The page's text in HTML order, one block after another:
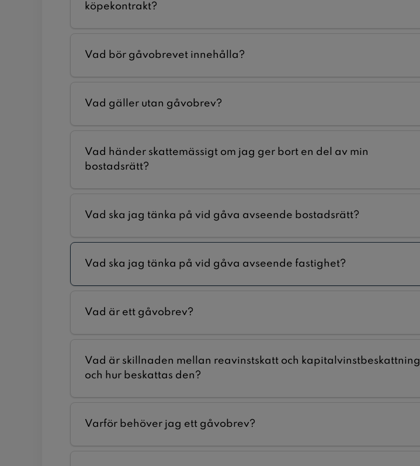
köpekontrakt?
Vad bör gåvobrevet innehålla?
Vad gäller utan gåvobrev?
Vad händer skattemässigt om jag ger bort en del av min
bostadsrätt?
Vad ska jag tänka på vid gåva avseende bostadsrätt?
Vad ska jag tänka på vid gåva avseende fastighet?
Vad är ett gåvobrev?
Vad är skillnaden mellan reavinstskatt och kapitalvinstbeskattning
och hur beskattas den?
Varför behöver jag ett gåvobrev?